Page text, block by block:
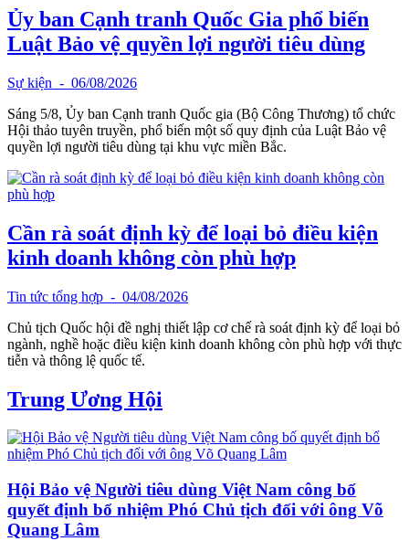
Ủy ban Cạnh tranh Quốc Gia phổ biến
Luật Bảo vệ quyền lợi người tiêu dùng
Sự kiện - 06/08/2026
Sáng 5/8, Ủy ban Cạnh tranh Quốc gia (Bộ Công Thương) tổ chức
Hội thảo tuyên truyền, phổ biến một số quy định của Luật Bảo vệ
quyền lợi người tiêu dùng tại khu vực miền Bắc.
Cần rà soát định kỳ để loại bỏ điều kiện
kinh doanh không còn phù hợp
Tin tức tổng hợp - 04/08/2026
Chủ tịch Quốc hội đề nghị thiết lập cơ chế rà soát định kỳ để loại bỏ
ngành, nghề hoặc điều kiện kinh doanh không còn phù hợp với thực
tiễn và thông lệ quốc tế.
Trung Ương Hội
Hội Bảo vệ Người tiêu dùng Việt Nam công bố
quyết định bổ nhiệm Phó Chủ tịch đối với ông Võ
Quang Lâm